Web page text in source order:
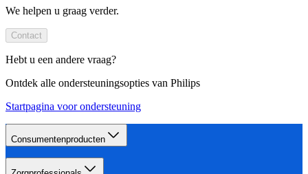
We helpen u graag verder.
Contact
Hebt u een andere vraag?
Ontdek alle ondersteuningsopties van Philips
Startpagina voor ondersteuning
Consumentenproducten